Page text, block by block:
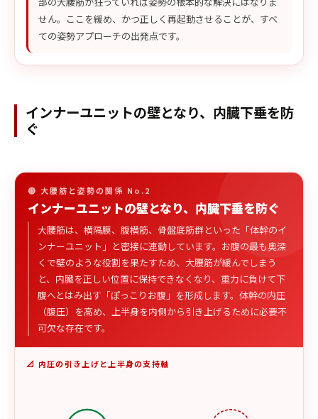
せん。ここを緩め、かつ正しく再起動させることが、すべ
ての姿勢アプローチの出発点です。
インナーユニットの壁となり、内臓下垂を防
ぐ
🔴 大腰筋と姿勢の関係 No.2
インナーユニットの壁となり、内臓下垂を防ぐ
大腰筋は、横隔膜、腹横筋、骨盤底筋群といった「体幹のイ
ンナーユニット」と密接に連動しています。お腹の最も奥深
くで壁のような役割を果たすため、大腰筋が緩んでしまう
と、内臓を正しい位置に保持できなくなり、重力に負けて下
腹へとはみ出す「ぽっこりお腹」を形成します。体幹の内圧
（腹圧）を高め、上半身を内側から引き上げるために必要不
可欠な存在です。
📐 内圧の引き上げと上半身の支持軸